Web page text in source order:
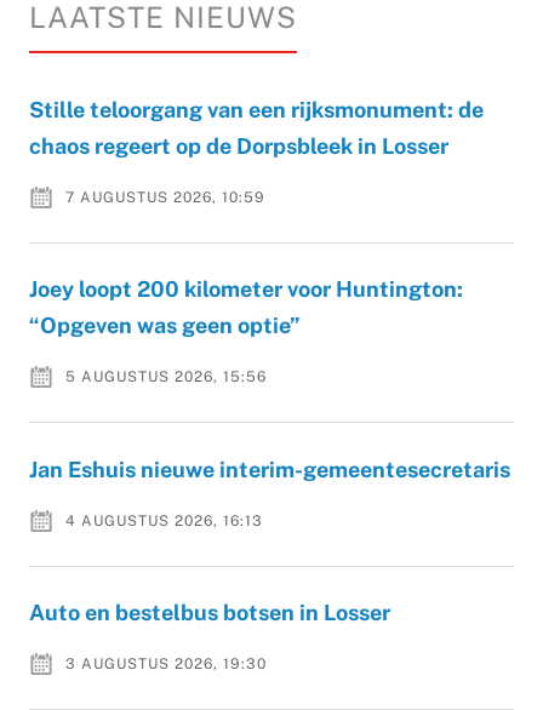
LAATSTE NIEUWS
Stille teloorgang van een rijksmonument: de
chaos regeert op de Dorpsbleek in Losser
7 AUGUSTUS 2026, 10:59
Joey loopt 200 kilometer voor Huntington:
“Opgeven was geen optie”
5 AUGUSTUS 2026, 15:56
Jan Eshuis nieuwe interim-gemeentesecretaris
4 AUGUSTUS 2026, 16:13
Auto en bestelbus botsen in Losser
3 AUGUSTUS 2026, 19:30